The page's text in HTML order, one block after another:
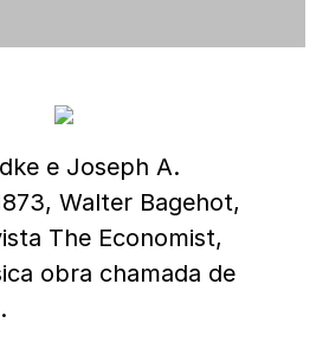
e Joseph A.
Walter Bagehot,
The Economist,
obra chamada de